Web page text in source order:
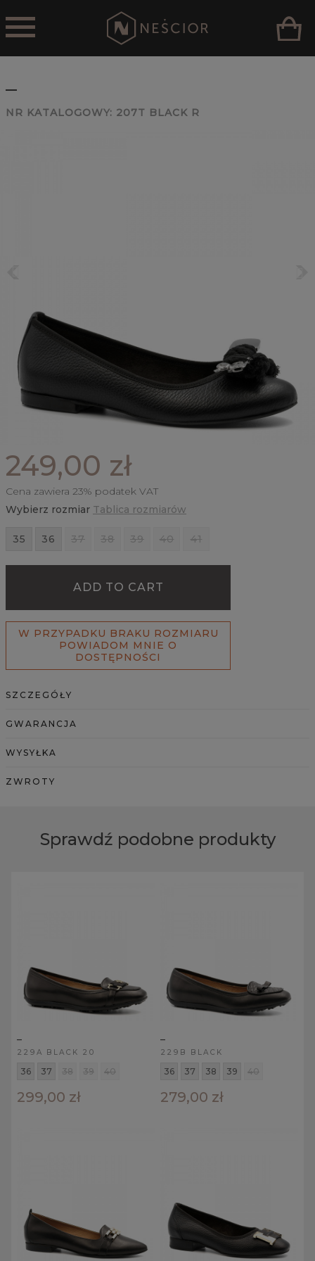
NR KATALOGOWY: 207T BLACK R
249,00 zł
Cena zawiera 23% podatek VAT
Wybierz rozmiar Tablica rozmiarów
35 36 37 38 39 40 41
ADD TO CART
W PRZYPADKU BRAKU ROZMIARU
POWIADOM MNIE O
DOSTĘPNOŚCI
SZCZEGÓŁY
GWARANCJA
WYSYŁKA
ZWROTY
Sprawdź podobne produkty
229A BLACK 20
36 37 38 39 40
299,00 zł
229B BLACK
36 37 38 39 40
279,00 zł